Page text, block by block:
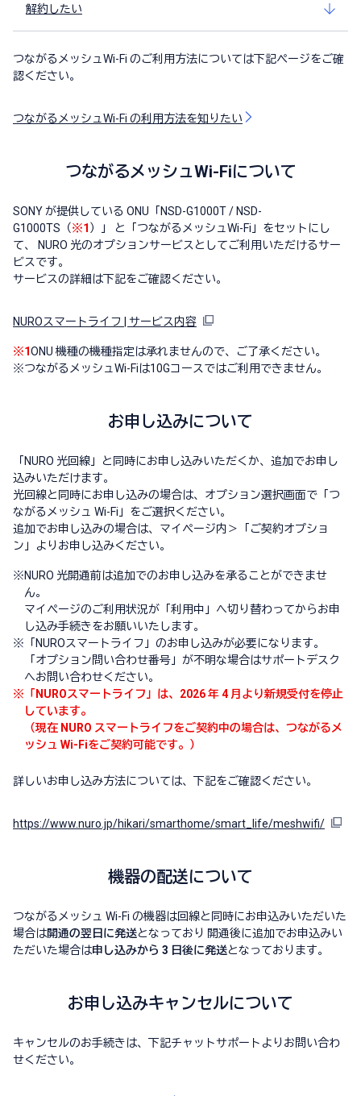
解約したい
つながるメッシュWi-Fi のご利用方法については下記ページをご確
認ください。
つながるメッシュWi-Fi の利用方法を知りたい
つながるメッシュWi-Fiについて
SONY が提供している ONU「NSD-G1000T / NSD-
G1000TS（※1）」 と「つながるメッシュWi-Fi」をセットにし
て、 NURO 光のオプションサービスとしてご利用いただけるサー
ビスです。
サービスの詳細は下記をご確認ください。
NUROスマートライフ | サービス内容
※1ONU 機種の機種指定は承れませんので、ご了承ください。
※つながるメッシュWi-Fiは10Gコースではご利用できません。
お申し込みについて
「NURO 光回線」と同時にお申し込みいただくか、追加でお申し
込みいただけます。
光回線と同時にお申し込みの場合は、オプション選択画面で「つ
ながるメッシュ Wi-Fi」をご選択ください。
追加でお申し込みの場合は、マイページ内＞「ご契約オプショ
ン」よりお申し込みください。
※NURO 光開通前は追加でのお申し込みを承ることができませ
ん。
マイページのご利用状況が「利用中」へ切り替わってからお申
し込み手続きをお願いいたします。
※ 「NUROスマートライフ」のお申し込みが必要になります。
「オプション問い合わせ番号」が不明な場合はサポートデスク
へお問い合わせください。
※ 「NUROスマートライフ」は、2026 年 4 月より新規受付を停止
しています。
（現在 NURO スマートライフをご契約中の場合は、つながるメ
ッシュ Wi-Fiをご契約可能です。）
詳しいお申し込み方法については、下記をご確認ください。
https://www.nuro.jp/hikari/smarthome/smart_life/meshwifi/
機器の配送について
つながるメッシュ Wi-Fi の機器は回線と同時にお申込みいただいた
場合は開通の翌日に発送となっており 開通後に追加でお申込みい
ただいた場合は申し込みから 3 日後に発送となっております。
お申し込みキャンセルについて
キャンセルのお手続きは、下記チャットサポートよりお問い合わ
せください。